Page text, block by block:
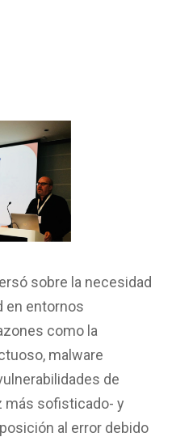
sobre la necesidad
en entornos
como la
malware
de
más sofisticado- y
al error debido